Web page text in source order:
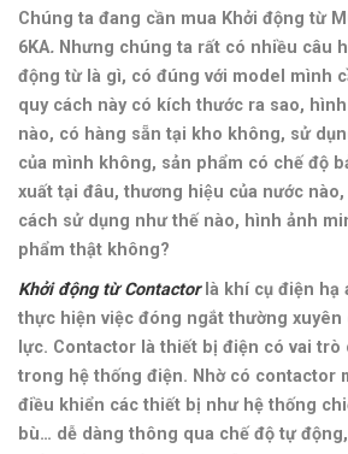
Chúng ta đang cần mua Khởi động từ
6KA. Nhưng chúng ta rất có nhiều câu
động từ là gì, có đúng với model mình
quy cách này có kích thước ra sao,
nào, có hàng sẵn tại kho không, sử
của mình không, sản phẩm có chế độ
xuất tại đâu, thương hiệu của nước
cách sử dụng như thế nào, hình ảnh
phẩm thật không?
Khởi động từ Contactor là khí cụ điện hạ
thực hiện việc đóng ngắt thường xuyên
lực. Contactor là thiết bị điện có vai trò
trong hệ thống điện. Nhờ có contactor
điều khiển các thiết bị như hệ thống
bù… dễ dàng thông qua chế độ tự